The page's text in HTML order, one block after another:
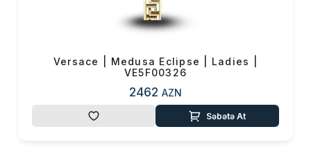
Versace | Medusa Eclipse | Ladies |
VE5F00326
2462 AZN
Səbətə At
Çatdırılma
Yekun məbləğ
OK